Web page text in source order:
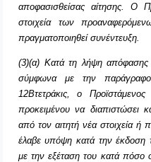
αποφασισθείσας αίτησης. Ο
στοιχεία των
πραγματοποιηθεί συνέντευξη.
(3)(α) Κατά τη λήψη απόφασης
σύμφωνα με την
12Βτετράκις, ο
προκειμένου να
από τον αιτητή νέα στοιχεία ή
έλαβε υπόψη κατά την έκδοση
με την εξέταση του κατά πόσο